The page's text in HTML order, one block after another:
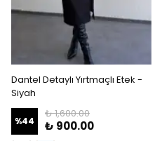
Dantel Detaylı Yırtmaçlı Etek -
Siyah
%44
₺ 1,600.00
₺ 900.00